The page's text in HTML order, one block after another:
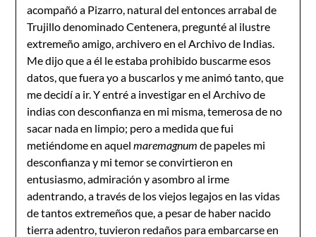
acompañó a Pizarro, natural del entonces arrabal de
Trujillo denominado Centenera, pregunté al ilustre
extremeño amigo, archivero en el Archivo de Indias.
Me dijo que a él le estaba prohibido buscarme esos
datos, que fuera yo a buscarlos y me animó tanto, que
me decidí a ir. Y entré a investigar en el Archivo de
indias con desconfianza en mi misma, temerosa de no
sacar nada en limpio; pero a medida que fui
metiéndome en aquelmaremagnum de papeles mi
desconfianza y mi temor se convirtieron en
entusiasmo, admiración y asombro al irme
adentrando, a través de los viejos legajos en las vidas
de tantos extremeños que, a pesar de haber nacido
tierra adentro, tuvieron redaños para embarcarse en